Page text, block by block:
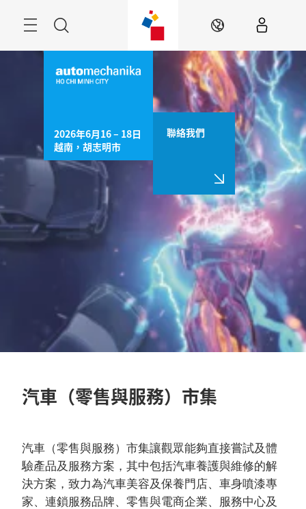
Navigation ZH
2026年6月16 – 18日
越南，胡志明市
聯絡我們
汽車（零售與服務）市集
汽車（零售與服務）市集讓觀眾能夠直接嘗試及體
驗產品及服務方案，其中包括汽車養護與維修的解
決方案，致力為汽車美容及保養門店、車身噴漆專
家、連鎖服務品牌、零售與電商企業、服務中心及